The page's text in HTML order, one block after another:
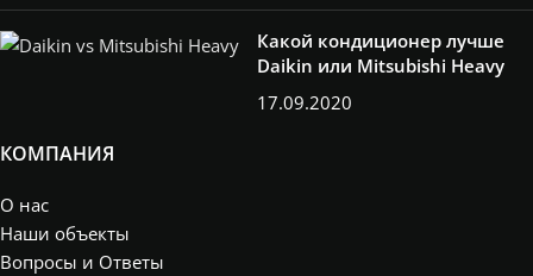
Какой кондиционер лучше
Daikin или Mitsubishi Heavy
17.09.2020
КОМПАНИЯ
О нас
Наши объекты
Вопросы и Ответы